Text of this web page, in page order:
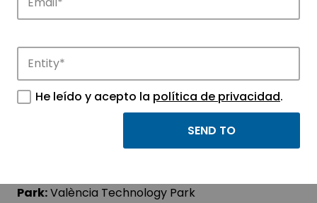
Discover the companies that drive
Grupo Preving
Park:València Technology Park
He leído y acepto la política de privacidad.